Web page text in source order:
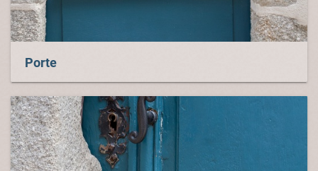
Porte